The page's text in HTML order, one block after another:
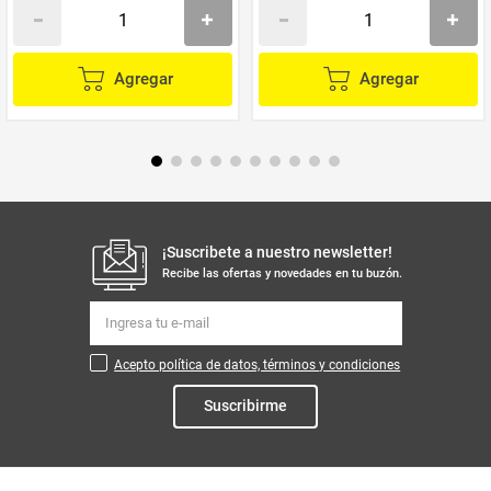
Agregar Agregar
¡Suscribete a nuestro newsletter!
Recibe las ofertas y novedades en tu buzón.
Acepto política de datos, términos y condiciones
Suscribirme